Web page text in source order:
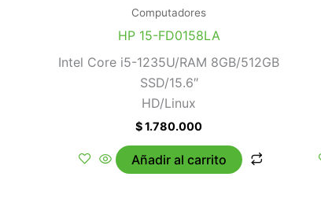
Computadores
HP 15-FD0158LA
Intel Core i5-1235U/RAM 8GB/512GB
SSD/15.6″
HD/Linux
$1.780.000
Añadir al carrito